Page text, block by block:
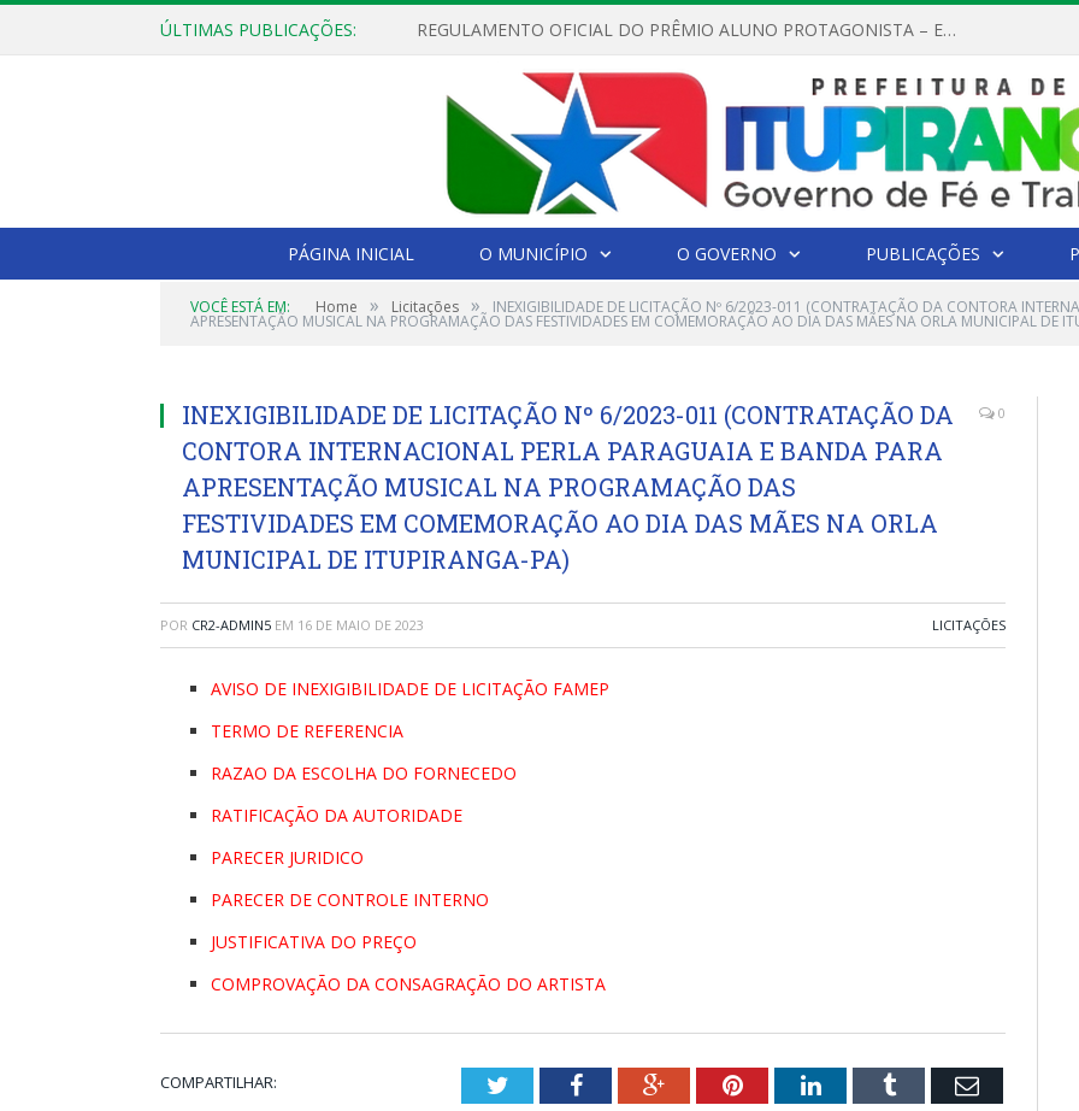
ÚLTIMAS PUBLICAÇÕES: REGULAMENTO OFICIAL DO PRÊMIO ALUNO PROTAGONISTA – EDIÇÃO 2026
PÁGINA INICIAL O MUNICÍPIO O GOVERNO PUBLICAÇÕES
VOCÊ ESTÁ EM: Home » Licitações » INEXIGIBILIDADE DE LICITAÇÃO Nº 6/2023-011 (CONTRATAÇÃO DA CONTORA
APRESENTAÇÃO MUSICAL NA PROGRAMAÇÃO DAS FESTIVIDADES EM COMEMORAÇÃO AO DIA DAS MÃES NA ORLA MUNICIPAL DE
INEXIGIBILIDADE DE LICITAÇÃO Nº 6/2023-011 (CONTRATAÇÃO DA
CONTORA INTERNACIONAL PERLA PARAGUAIA E BANDA PARA
APRESENTAÇÃO MUSICAL NA PROGRAMAÇÃO DAS
FESTIVIDADES EM COMEMORAÇÃO AO DIA DAS MÃES NA ORLA
MUNICIPAL DE ITUPIRANGA-PA)
0
POR CR2-ADMIN5 EM 16 DE MAIO DE 2023 LICITAÇÕES
AVISO DE INEXIGIBILIDADE DE LICITAÇÃO FAMEP
TERMO DE REFERENCIA
RAZAO DA ESCOLHA DO FORNECEDO
RATIFICAÇÃO DA AUTORIDADE
PARECER JURIDICO
PARECER DE CONTROLE INTERNO
JUSTIFICATIVA DO PREÇO
COMPROVAÇÃO DA CONSAGRAÇÃO DO ARTISTA
COMPARTILHAR: TwitterFacebookGoogle+PinterestLinkedInTumblr Email